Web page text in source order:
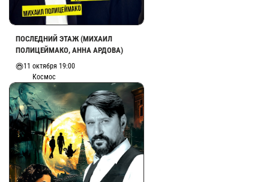
ПОСЛЕДНИЙ ЭТАЖ (МИХАИЛ
ПОЛИЦЕЙМАКО, АННА АРДОВА)
11 октября 19:00
Космос